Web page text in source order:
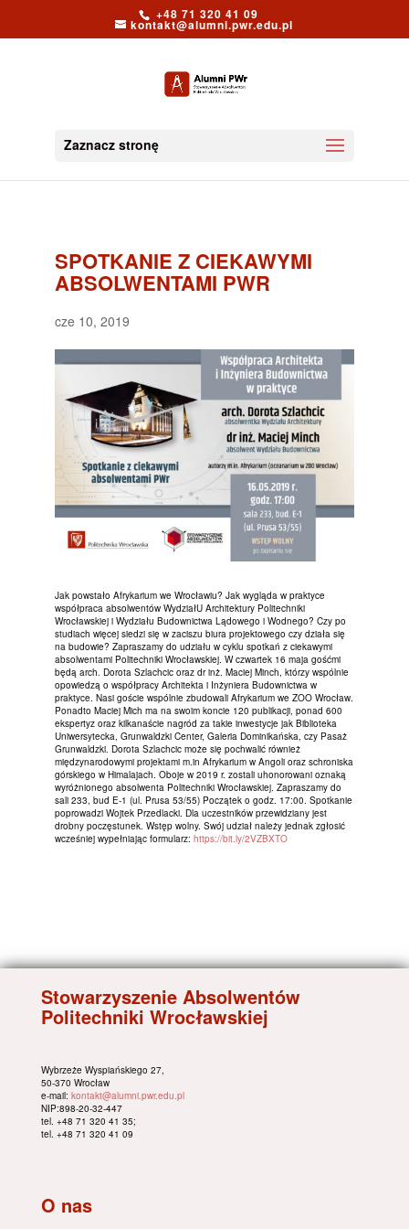
+48 71 320 41 09
kontakt@alumni.pwr.edu.pl
Zaznacz stronę
SPOTKANIE Z CIEKAWYMI
ABSOLWENTAMI PWR
cze 10, 2019
Jak powstało Afrykarium we Wrocławiu? Jak wygląda w praktyce
współpraca absolwentów WydziałU Architektury Politechniki
Wrocławskiej i Wydziału Budownictwa Lądowego i Wodnego? Czy po
studiach więcej siedzi się w zaciszu biura projektowego czy działa się
na budowie? Zapraszamy do udziału w cyklu spotkań z ciekawymi
absolwentami Politechniki Wrocławskiej. W czwartek 16 maja gośćmi
będą arch. Dorota Szlachcic oraz dr inż. Maciej Minch, którzy wspólnie
opowiedzą o współpracy Architekta i Inżyniera Budownictwa w
praktyce. Nasi goście wspólnie zbudowali Afrykarium we ZOO Wrocław.
Ponadto Maciej Mich ma na swoim koncie 120 publikacji, ponad 600
ekspertyz oraz kilkanaście nagród za takie inwestycje jak Biblioteka
Uniwersytecka, Grunwaldzki Center, Galeria Dominikańska, czy Pasaż
Grunwaldzki. Dorota Szlachcic może się pochwalić również
międzynarodowymi projektami m.in Afrykarium w Angoli oraz schroniska
górskiego w Himalajach. Oboje w 2019 r. zostali uhonorowani oznaką
wyróżnionego absolwenta Politechniki Wrocławskiej. Zapraszamy do
sali 233, bud E-1 (ul. Prusa 53/55) Początek o godz. 17:00. Spotkanie
poprowadzi Wojtek Przedlacki. Dla uczestników przewidziany jest
drobny poczęstunek. Wstęp wolny. Swój udział należy jednak zgłosić
wcześniej wypełniając formularz: https://bit.ly/2VZBXTO
Stowarzyszenie Absolwentów
Politechniki Wrocławskiej
Wybrzeże Wyspiańskiego 27,
50-370 Wrocław
e-mail: kontakt@alumni.pwr.edu.pl
NIP:898-20-32-447
tel. +48 71 320 41 35;
tel. +48 71 320 41 09
O nas